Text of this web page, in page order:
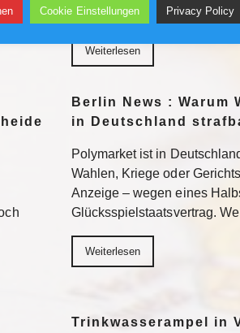
Neuland – mit ungewissem
Weiterlesen
Berlin News : Warum
in Deutschland
Polymarket ist in
Wahlen, Kriege oder
Anzeige – wegen eines
Glücksspielstaatsvertrag.
Weiterlesen
Trinkwasserampel in
Cookie Einstellungen Privacy Policy